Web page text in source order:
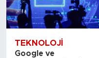
TEKNOLOJI
Google ve